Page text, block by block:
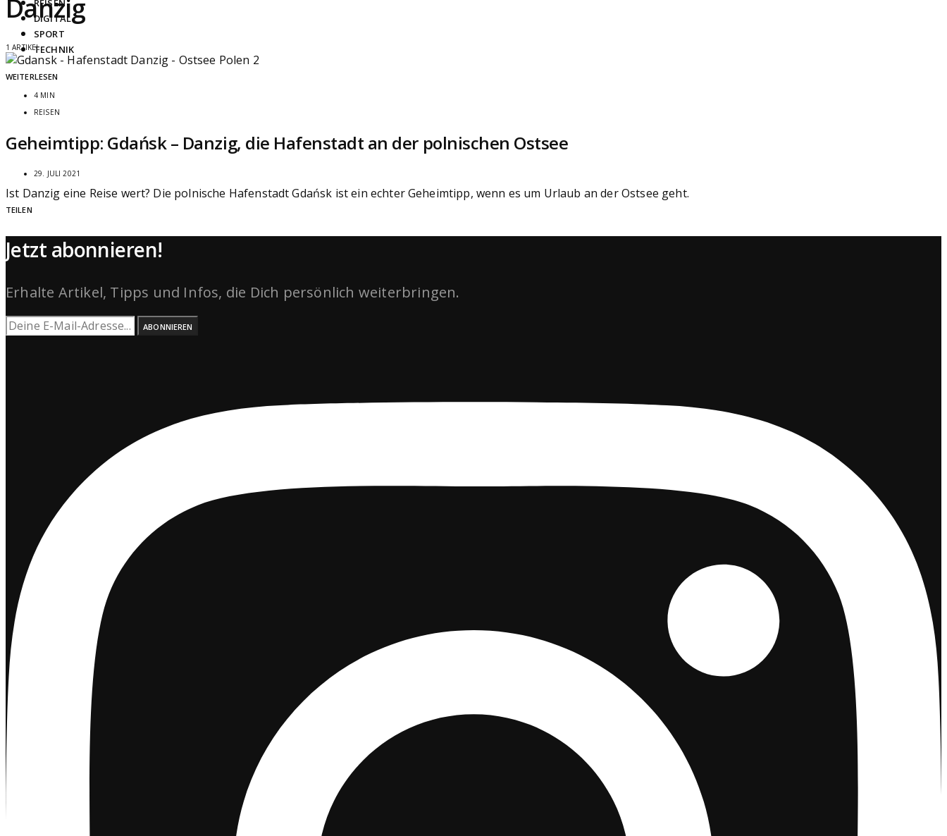
REISEN
DIGITAL
SPORT
TECHNIK
Danzig
1 ARTIKEL
WEITERLESEN
4 MIN
REISEN
Geheimtipp: Gdańsk – Danzig, die Hafenstadt an der polnischen Ostsee
29. JULI 2021
Ist Danzig eine Reise wert? Die polnische Hafenstadt Gdańsk ist ein echter Geheimtipp, wenn es um Urlaub an der Ostsee geht.
TEILEN
Jetzt abonnieren!
Erhalte Artikel, Tipps und Infos, die Dich persönlich weiterbringen.
ABONNIEREN